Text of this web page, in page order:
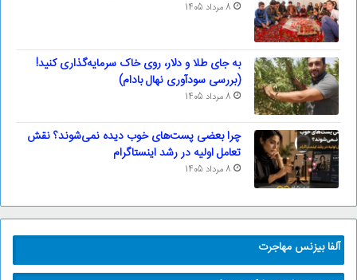
8 مرداد 1405
به جای طلا و دلار، روی خاک سرمایه‌گذاری کنید!
(بررسی سودآوری نهال بادام)
8 مرداد 1405
چرا بعضی پست‌های خوب دیده نمی‌شوند؟ نقش
تعامل اولیه در رشد اینستاگرام
8 مرداد 1405
آلفا بیزنس مهاجرت